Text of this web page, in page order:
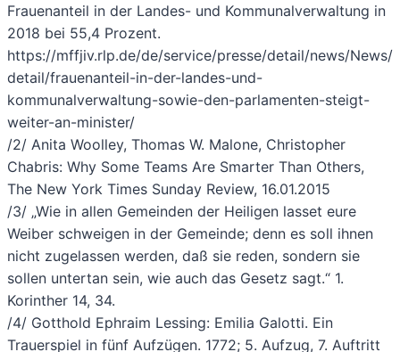
Frauenanteil in der Landes- und Kommunalverwaltung in
2018 bei 55,4 Prozent.
https://mffjiv.rlp.de/de/service/presse/detail/news/News/
detail/frauenanteil-in-der-landes-und-
kommunalverwaltung-sowie-den-parlamenten-steigt-
weiter-an-minister/
/2/ Anita Woolley, Thomas W. Malone, Christopher
Chabris: Why Some Teams Are Smarter Than Others,
The New York Times Sunday Review, 16.01.2015
/3/ „Wie in allen Gemeinden der Heiligen lasset eure
Weiber schweigen in der Gemeinde; denn es soll ihnen
nicht zugelassen werden, daß sie reden, sondern sie
sollen untertan sein, wie auch das Gesetz sagt.“ 1.
Korinther 14, 34.
/4/ Gotthold Ephraim Lessing: Emilia Galotti. Ein
Trauerspiel in fünf Aufzügen. 1772; 5. Aufzug, 7. Auftritt